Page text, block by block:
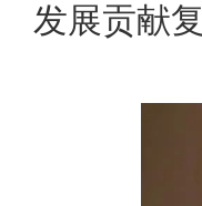
发展贡献